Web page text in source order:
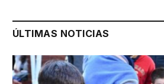
ÚLTIMAS NOTICIAS